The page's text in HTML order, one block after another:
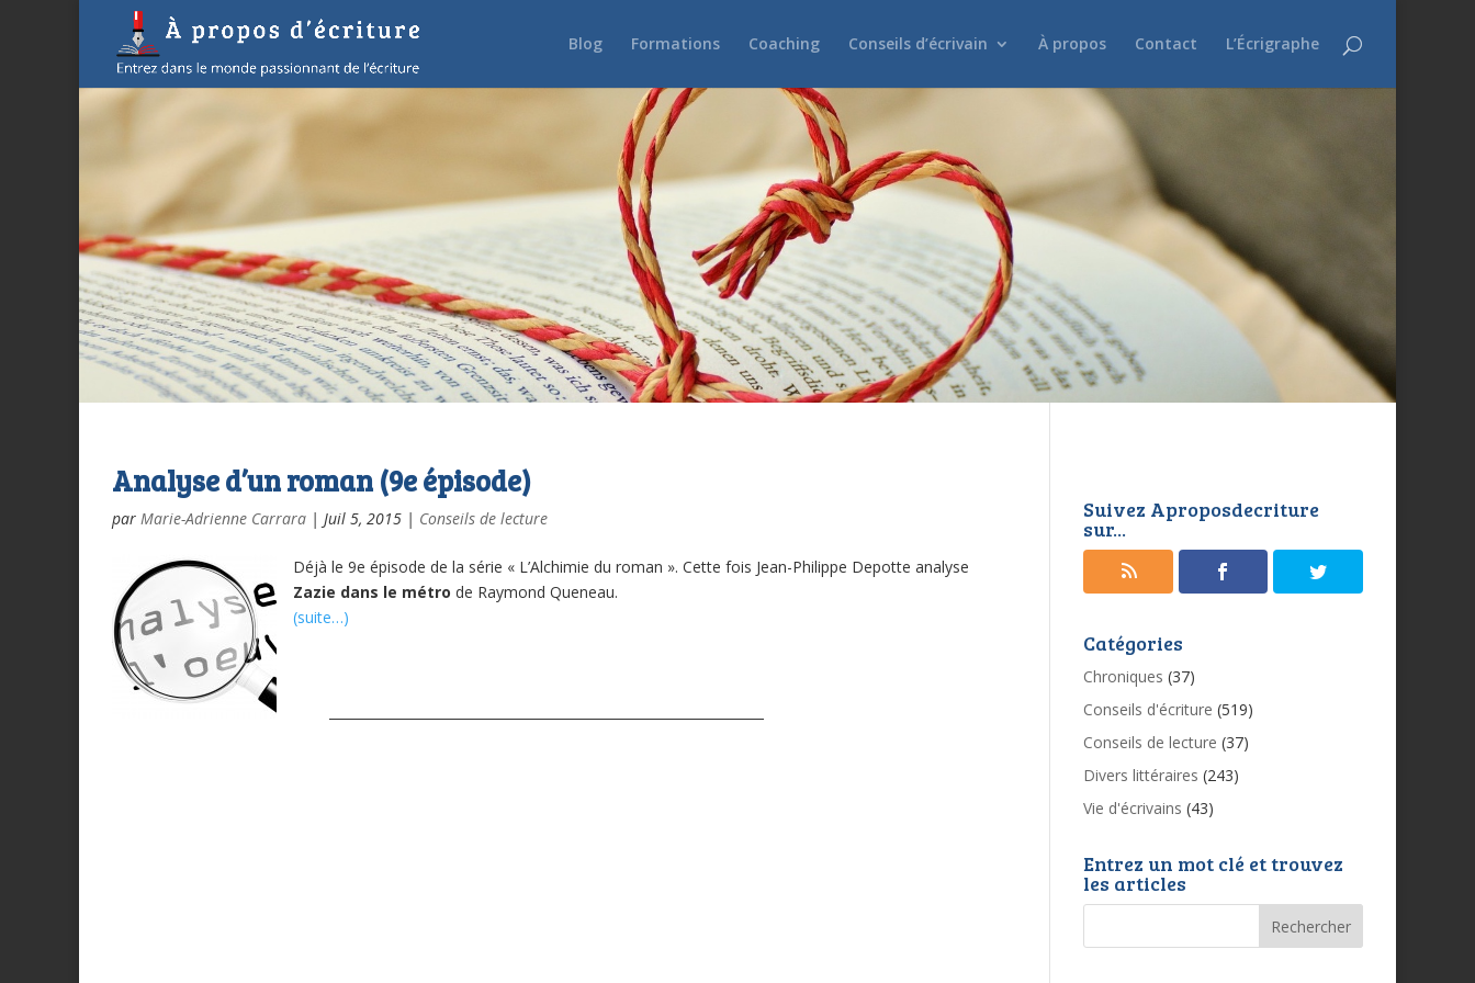
Blog Formations Coaching Conseils d’écrivain À propos Contact L’Écrigraphe
Analyse d’un roman (9e épisode)
par Marie-Adrienne Carrara | Juil 5, 2015 | Conseils de lecture
Déjà le 9e épisode de la série « L’Alchimie du roman ». Cette fois Jean-Philippe Depotte analyse
Zazie dans le métro de Raymond Queneau.
(suite…)
Suivez Aproposdecriture
sur...
Catégories
Chroniques (37)
Conseils d'écriture (519)
Conseils de lecture (37)
Divers littéraires (243)
Vie d'écrivains (43)
Entrez un mot clé et trouvez
les articles